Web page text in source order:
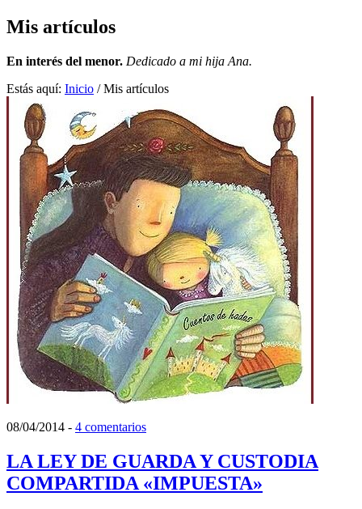
Mis artículos
En interés del menor. Dedicado a mi hija Ana.
Estás aquí: Inicio /Mis artículos
08/04/2014 - 4 comentarios
LA LEY DE GUARDA Y CUSTODIA
COMPARTIDA «IMPUESTA»